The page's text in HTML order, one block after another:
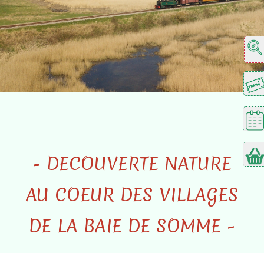
- DECOUVERTE NATURE
AU COEUR DES VILLAGES
DE LA BAIE DE SOMME -